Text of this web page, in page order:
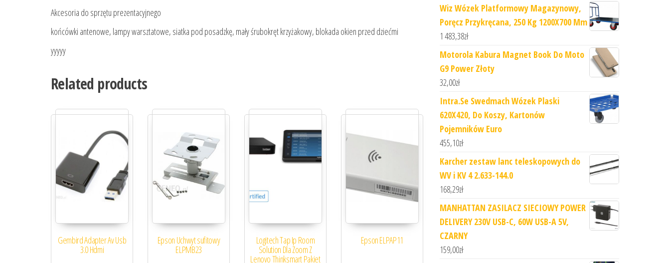
Akcesoria do sprzętu prezentacyjnego
końcówki antenowe, lampy warsztatowe, siatka pod posadzkę, mały śrubokręt krzyżakowy, blokada okien przed dziećmi
yyyyy
Related products
Gembird Adapter Av Usb
3.0 Hdmi
Epson Uchwyt sufitowy
ELPMB23
Logitech Tap Ip Room
Solution Dla Zoom Z
Lenovo Thinksmart Pakiet
Epson ELPAP11
Wiz Wózek Platformowy Magazynowy,
Poręcz Przykręcana, 250 Kg 1200X700 Mm
1 483,38zł
Motorola Kabura Magnet Book Do Moto
G9 Power Złoty
32,00zł
Intra.Se Swedmach Wózek Plaski
620X420, Do Koszy, Kartonów
Pojemników Euro
455,10zł
Karcher zestaw lanc teleskopowych do
WV i KV 4 2.633-144.0
168,29zł
MANHATTAN ZASILACZ SIECIOWY POWER
DELIVERY 230V USB-C, 60W USB-A 5V,
CZARNY
159,00zł